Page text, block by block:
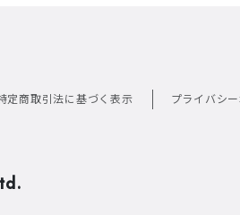
定商取引法に基づく表示 プライバシ